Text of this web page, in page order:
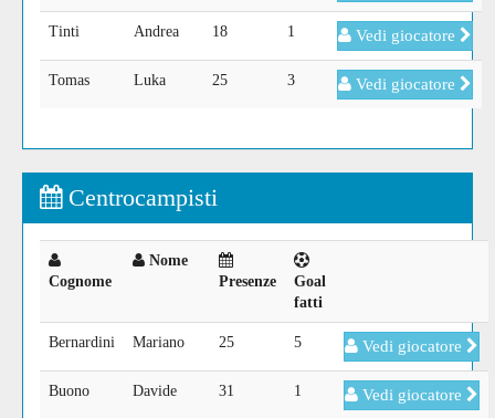
Tinti Andrea 18 1 Vedi giocatore
Tomas Luka 25 3 Vedi giocatore
Centrocampisti
Cognome
Nome
Presenze
Goal
fatti
Bernardini Mariano 25 5 Vedi giocatore
Buono Davide 31 1 Vedi giocatore